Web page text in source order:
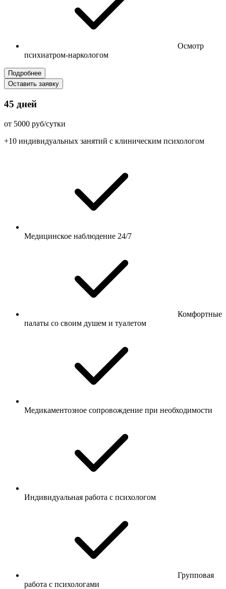
Осмотр
психиатром-наркологом
Подробнее
Оставить заявку
45 дней
от 5000 руб/сутки
+10 индивидуальных занятий с клиническим психологом
Медицинское наблюдение 24/7
Комфортные
палаты со своим душем и туалетом
Медикаментозное сопровождение при необходимости
Индивидуальная работа с психологом
Групповая
работа с психологами